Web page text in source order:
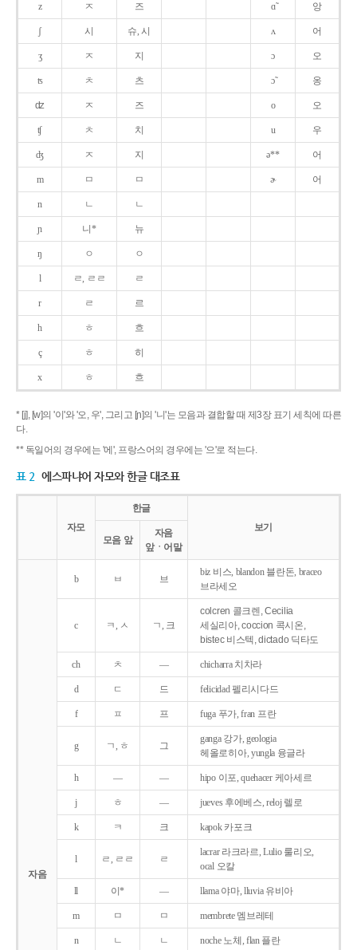
z ㅈ 즈 ɑ̃ 앙
ʃ 시 슈, 시 ʌ 어
ʒ ㅈ 지 ɔ 오
ʦ ㅊ 츠 ɔ̃ 옹
ʣ ㅈ 즈 o 오
ʧ ㅊ 치 u 우
ʤ ㅈ 지 ə** 어
m ㅁ ㅁ ɚ 어
n ㄴ ㄴ
ɲ 니* 뉴
ŋ ㅇ ㅇ
l ㄹ, ㄹㄹ ㄹ
r ㄹ 르
h ㅎ 흐
ç ㅎ 히
x ㅎ 흐
* [j], [w]의 '이'와 '오, 우', 그리고 [ɲ]의 '니'는 모음과 결합할 때 제3장 표기 세칙에 따른
다.
** 독일어의 경우에는 '에', 프랑스어의 경우에는 '으'로 적는다.
표 2 에스파냐어 자모와 한글 대조표
자모
한글
보기
모음 앞
자음
앞ㆍ어말
자음
b ㅂ 브
biz 비스, blandon 블란돈, braceo
브라세오
c ㅋ, ㅅ ㄱ, 크
colcren 콜크렌, Cecilia
세실리아, coccion 콕시온,
bistec 비스텍, dictado 딕타도
ch ㅊ ― chicharra 치차라
d ㄷ 드 felicidad 펠리시다드
f ㅍ 프 fuga 푸가, fran 프란
g ㄱ, ㅎ 그
ganga 강가, geologia
헤올로히아, yungla 융글라
h ― ― hipo 이포, quehacer 케아세르
j ㅎ ― jueves 후에베스, reloj 렐로
k ㅋ 크 kapok 카포크
l ㄹ, ㄹㄹ ㄹ
lacrar 라크라르, Lulio 룰리오,
ocal 오칼
ll 이* ― llama 야마, lluvia 유비아
m ㅁ ㅁ membrete 멤브레테
n ㄴ ㄴ noche 노체, flan 플란